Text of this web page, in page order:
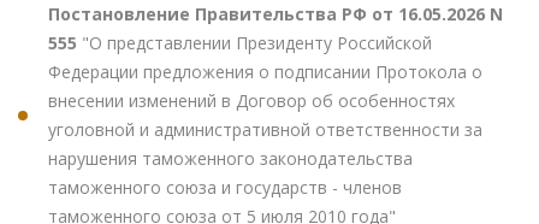
Постановление Правительства РФ от 16.05.2026 N
555 "О представлении Президенту Российской
Федерации предложения о подписании Протокола о
внесении изменений в Договор об особенностях
уголовной и административной ответственности за
нарушения таможенного законодательства
таможенного союза и государств - членов
таможенного союза от 5 июля 2010 года"